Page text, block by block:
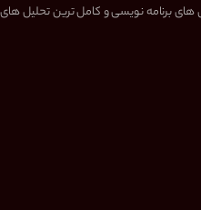
های برنامه نویسی و کامل ترین تحلیل های